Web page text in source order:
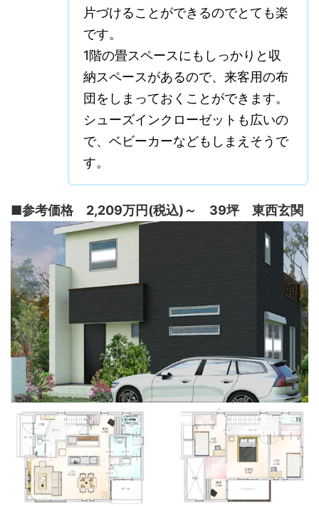
片づけることができるのでとても楽
です。
1階の畳スペースにもしっかりと収
納スペースがあるので、来客用の布
団をしまっておくことができます。
シューズインクローゼットも広いの
で、ベビーカーなどもしまえそうで
す。
■参考価格 2,209万円(税込)～ 39坪 東西玄関